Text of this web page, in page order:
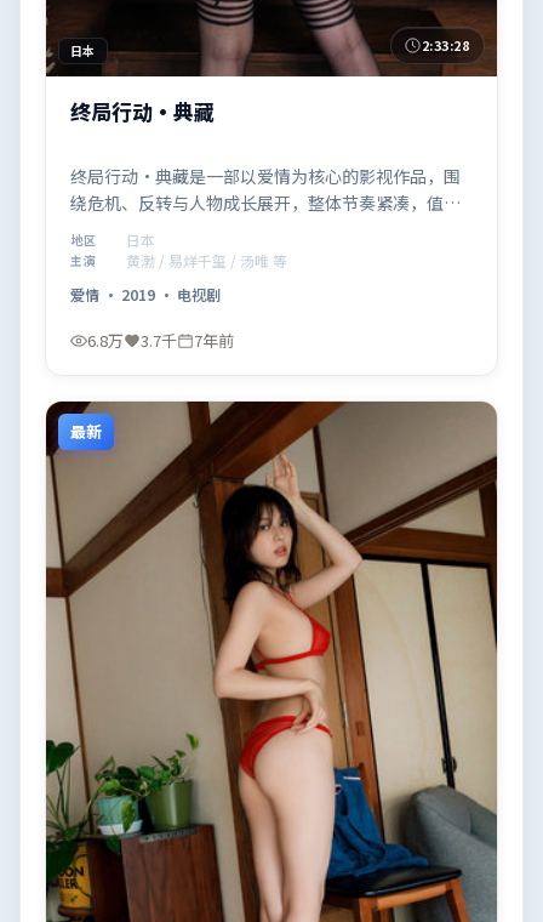
日本 2:33:28
终局行动·典藏
终局行动·典藏是一部以爱情为核心的影视作品，围
绕危机、反转与人物成长展开，整体节奏紧凑，值得
推荐观看。
地区 日本
主演
黄渤 / 易烊千玺 / 汤唯 等
爱情 · 2019 · 电视剧
6.8万 3.7千 7年前
最新